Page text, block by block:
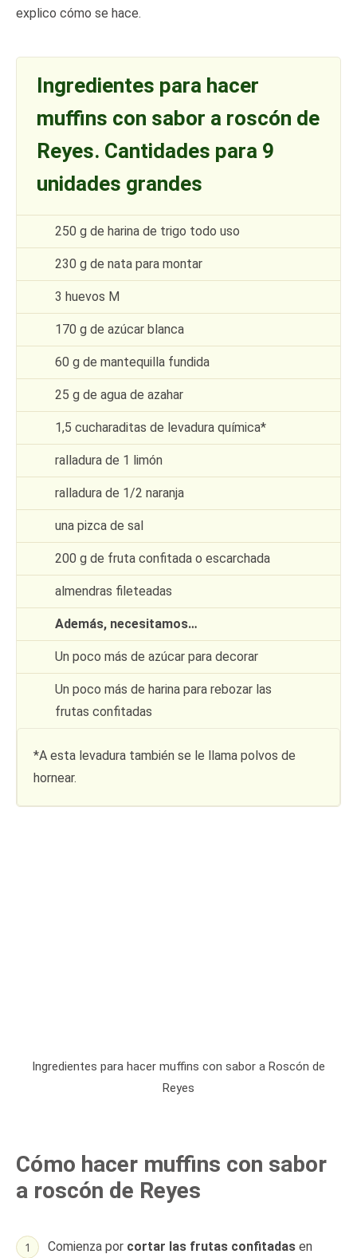
explico cómo se hace.
Ingredientes para hacer
muffins con sabor a roscón de
Reyes. Cantidades para 9
unidades grandes
250 g de harina de trigo todo uso
230 g de nata para montar
3 huevos M
170 g de azúcar blanca
60 g de mantequilla fundida
25 g de agua de azahar
1,5 cucharaditas de levadura química*
ralladura de 1 limón
ralladura de 1/2 naranja
una pizca de sal
200 g de fruta confitada o escarchada
almendras fileteadas
Además, necesitamos…
Un poco más de azúcar para decorar
Un poco más de harina para rebozar las
frutas confitadas
*A esta levadura también se le llama polvos de
hornear.
Ingredientes para hacer muffins con sabor a Roscón de
Reyes
Cómo hacer muffins con sabor
a roscón de Reyes
Comienza por cortar las frutas confitadas en